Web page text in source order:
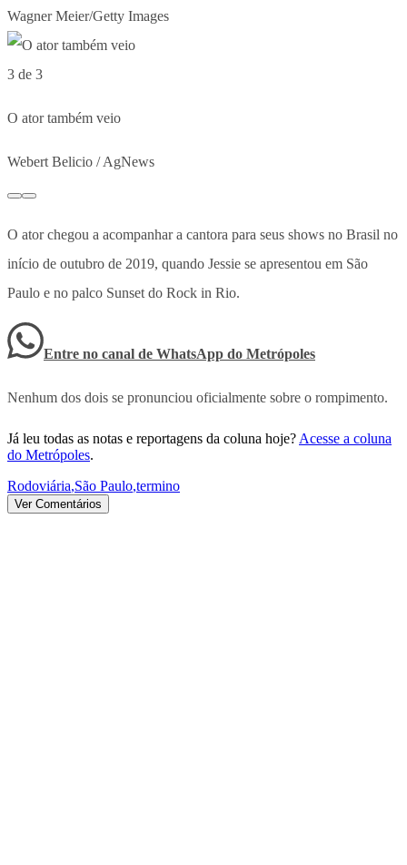
Wagner Meier/Getty Images
3 de 3
O ator também veio
Webert Belicio / AgNews
O ator chegou a acompanhar a cantora para seus shows no Brasil no
início de outubro de 2019, quando Jessie se apresentou em São
Paulo e no palco Sunset do Rock in Rio.
Entre no canal de WhatsApp do Metrópoles
Nenhum dos dois se pronunciou oficialmente sobre o rompimento.
Já leu todas as notas e reportagens da coluna hoje? Acesse a coluna
do Metrópoles.
Rodoviária,São Paulo,termino
Ver Comentários